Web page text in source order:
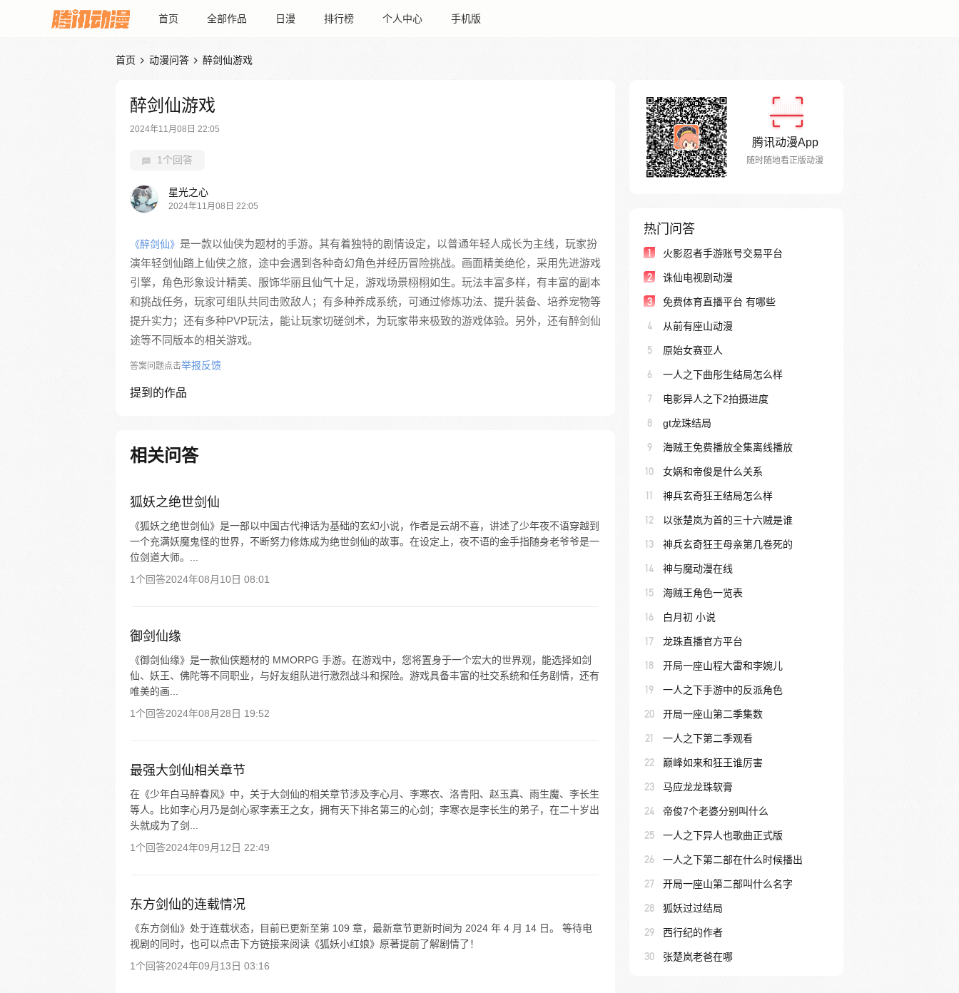
首页 全部作品 日漫 排行榜 个人中心 手机版
首页  动漫问答  醉剑仙游戏
醉剑仙游戏
2024年11月08日 22:05
1个回答
星光之心
2024年11月08日 22:05
《醉剑仙》 是一款以仙侠为题材的手游。其有着独特的剧情设定，以普通年轻人成长为主线，玩家扮
演年轻剑仙踏上仙侠之旅，途中会遇到各种奇幻角色并经历冒险挑战。画面精美绝伦，采用先进游戏
引擎，角色形象设计精美、服饰华丽且仙气十足，游戏场景栩栩如生。玩法丰富多样，有丰富的副本
和挑战任务，玩家可组队共同击败敌人；有多种养成系统，可通过修炼功法、提升装备、培养宠物等
提升实力；还有多种PVP玩法，能让玩家切磋剑术，为玩家带来极致的游戏体验。另外，还有醉剑仙
途等不同版本的相关游戏。
答案问题点击举报反馈
提到的作品
相关问答
狐妖之绝世剑仙
《狐妖之绝世剑仙》是一部以中国古代神话为基础的玄幻小说，作者是云胡不喜，讲述了少年夜不语穿越到
一个充满妖魔鬼怪的世界，不断努力修炼成为绝世剑仙的故事。在设定上，夜不语的金手指随身老爷爷是一
位剑道大师。...
1个回答2024年08月10日 08:01
御剑仙缘
《御剑仙缘》是一款仙侠题材的 MMORPG 手游。在游戏中，您将置身于一个宏大的世界观，能选择如剑
仙、妖王、佛陀等不同职业，与好友组队进行激烈战斗和探险。游戏具备丰富的社交系统和任务剧情，还有
唯美的画...
1个回答2024年08月28日 19:52
最强大剑仙相关章节
在《少年白马醉春风》中，关于大剑仙的相关章节涉及李心月、李寒衣、洛青阳、赵玉真、雨生魔、李长生
等人。比如李心月乃是剑心冢李素王之女，拥有天下排名第三的心剑；李寒衣是李长生的弟子，在二十岁出
头就成为了剑...
1个回答2024年09月12日 22:49
东方剑仙的连载情况
《东方剑仙》处于连载状态，目前已更新至第 109 章，最新章节更新时间为 2024 年 4 月 14 日。 等待电
视剧的同时，也可以点击下方链接来阅读《狐妖小红娘》原著提前了解剧情了！
1个回答2024年09月13日 03:16
腾讯动漫App
随时随地看正版动漫
热门问答
1 火影忍者手游账号交易平台
2 诛仙电视剧动漫
3 免费体育直播平台 有哪些
4 从前有座山动漫
5 原始女赛亚人
6 一人之下曲彤生结局怎么样
7 电影异人之下2拍摄进度
8 gt龙珠结局
9 海贼王免费播放全集离线播放
10 女娲和帝俊是什么关系
11 神兵玄奇狂王结局怎么样
12 以张楚岚为首的三十六贼是谁
13 神兵玄奇狂王母亲第几卷死的
14 神与魔动漫在线
15 海贼王角色一览表
16 白月初 小说
17 龙珠直播官方平台
18 开局一座山程大雷和李婉儿
19 一人之下手游中的反派角色
20 开局一座山第二季集数
21 一人之下第二季观看
22 巅峰如来和狂王谁厉害
23 马应龙龙珠软膏
24 帝俊7个老婆分别叫什么
25 一人之下异人也歌曲正式版
26 一人之下第二部在什么时候播出
27 开局一座山第二部叫什么名字
28 狐妖过过结局
29 西行纪的作者
30 张楚岚老爸在哪